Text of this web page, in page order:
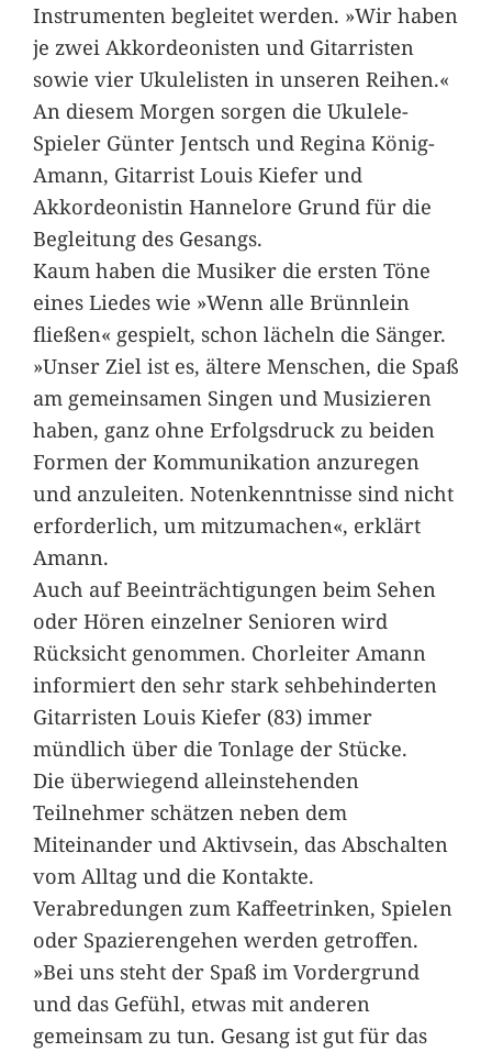
Instrumenten begleitet werden. »Wir haben
je zwei Akkordeonisten und Gitarristen
sowie vier Ukulelisten in unseren Reihen.«
An diesem Morgen sorgen die Ukulele-
Spieler Günter Jentsch und Regina König-
Amann, Gitarrist Louis Kiefer und
Akkordeonistin Hannelore Grund für die
Begleitung des Gesangs.
Kaum haben die Musiker die ersten Töne
eines Liedes wie »Wenn alle Brünnlein
fließen« gespielt, schon lächeln die Sänger.
»Unser Ziel ist es, ältere Menschen, die Spaß
am gemeinsamen Singen und Musizieren
haben, ganz ohne Erfolgsdruck zu beiden
Formen der Kommunikation anzuregen
und anzuleiten. Notenkenntnisse sind nicht
erforderlich, um mitzumachen«, erklärt
Amann.
Auch auf Beeinträchtigungen beim Sehen
oder Hören einzelner Senioren wird
Rücksicht genommen. Chorleiter Amann
informiert den sehr stark sehbehinderten
Gitarristen Louis Kiefer (83) immer
mündlich über die Tonlage der Stücke.
Die überwiegend alleinstehenden
Teilnehmer schätzen neben dem
Miteinander und Aktivsein, das Abschalten
vom Alltag und die Kontakte.
Verabredungen zum Kaffeetrinken, Spielen
oder Spazierengehen werden getroffen.
»Bei uns steht der Spaß im Vordergrund
und das Gefühl, etwas mit anderen
gemeinsam zu tun. Gesang ist gut für das